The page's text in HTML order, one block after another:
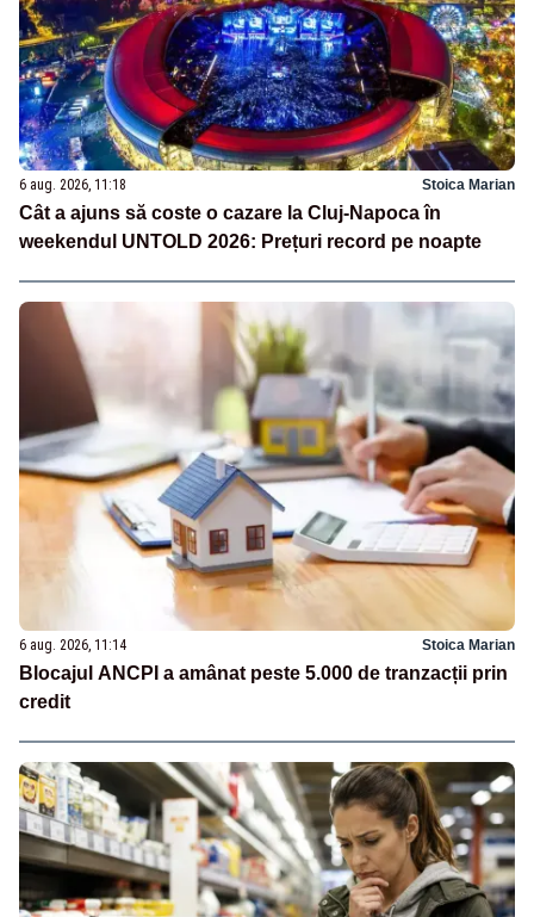
6 aug. 2026, 11:18 Stoica Marian
Cât a ajuns să coste o cazare la Cluj-Napoca în
weekendul UNTOLD 2026: Prețuri record pe noapte
6 aug. 2026, 11:14 Stoica Marian
Blocajul ANCPI a amânat peste 5.000 de tranzacții prin
credit